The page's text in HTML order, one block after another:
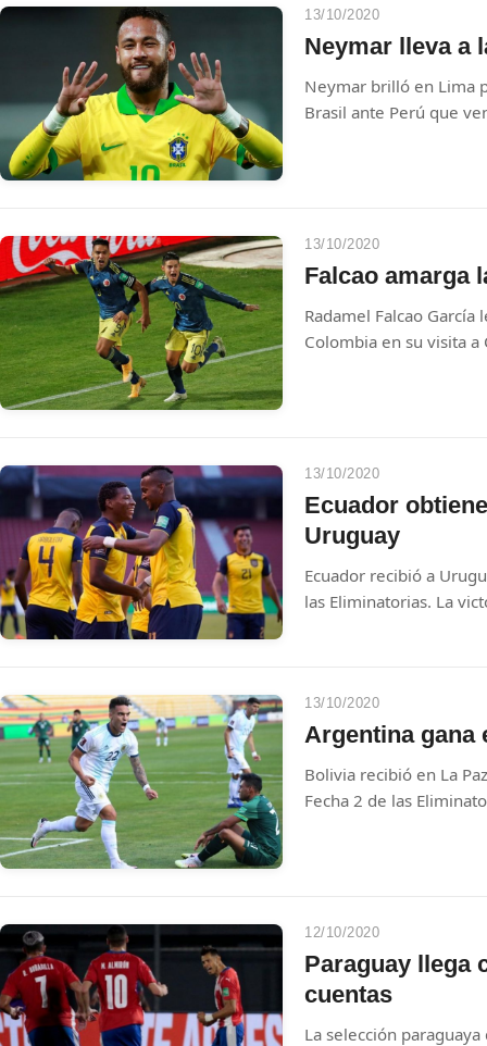
13/10/2020
Neymar lleva a
Neymar brilló en Lima
Brasil ante Perú que
13/10/2020
Falcao amarga
Radamel Falcao
Colombia en su visita a
13/10/2020
Ecuador
Uruguay
Ecuador recibió a
las Eliminatorias. La
13/10/2020
Argentina gana
Bolivia recibió en La
Fecha 2 de las
12/10/2020
Paraguay llega
cuentas
La selección